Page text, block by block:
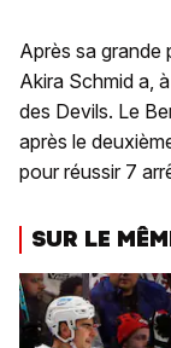
Après sa grande
Akira Schmid a,
des Devils. Le
après le
pour réussir 7
SUR LE